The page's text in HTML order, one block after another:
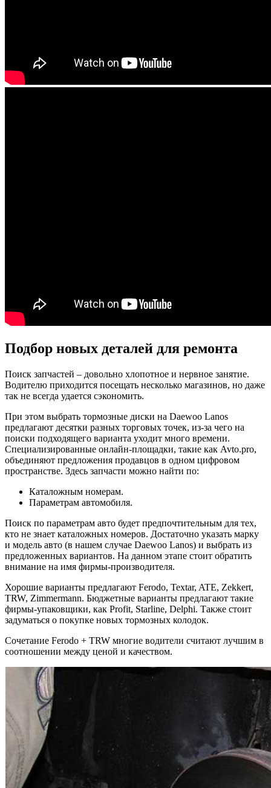
Подбор новых деталей для ремонта
Поиск запчастей – довольно хлопотное и нервное занятие.
Водителю приходится посещать несколько магазинов, но даже
так не всегда удается сэкономить.
При этом выбрать тормозные диски на Daewoo Lanos
предлагают десятки разных торговых точек, из-за чего на
поиски подходящего варианта уходит много времени.
Специализированные онлайн-площадки, такие как Avto.pro,
объединяют предложения продавцов в одном цифровом
пространстве. Здесь запчасти можно найти по:
Каталожным номерам.
Параметрам автомобиля.
Поиск по параметрам авто будет предпочтительным для тех,
кто не знает каталожных номеров. Достаточно указать марку
и модель авто (в нашем случае Daewoo Lanos) и выбрать из
предложенных вариантов. На данном этапе стоит обратить
внимание на имя фирмы-производителя.
Хорошие варианты предлагают Ferodo, Textar, ATE, Zekkert,
TRW, Zimmermann. Бюджетные варианты предлагают такие
фирмы-упаковщики, как Profit, Starline, Delphi. Также стоит
задуматься о покупке новых тормозных колодок.
Сочетание Ferodo + TRW многие водители считают лучшим в
соотношении между ценой и качеством.